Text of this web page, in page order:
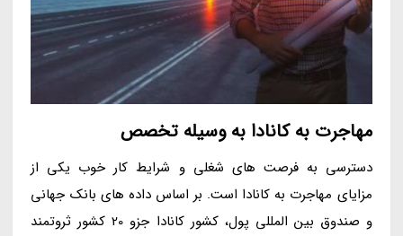
مهاجرت به کانادا به وسیله تخصص
دسترسی به فرصت های شغلی و شرایط کار خوب یکی از
مزایای مهاجرت به کانادا است. بر اساس داده های بانک جهانی
و صندوق بین المللی پول، کشور کانادا جزو 20 کشور ثروتمند